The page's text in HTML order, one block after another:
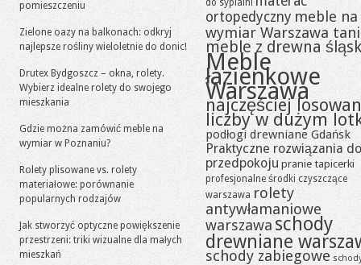
pomieszczeniu
Zielone oazy na balkonach: odkryj
najlepsze rośliny wieloletnie do donic!
Drutex Bydgoszcz – okna, rolety.
Wybierz idealne rolety do swojego
mieszkania
Gdzie można zamówić meble na
wymiar w Poznaniu?
Rolety plisowane vs. rolety
materiałowe: porównanie
popularnych rodzajów
Jak stworzyć optyczne powiększenie
przestrzeni: triki wizualne dla małych
mieszkań
do sypialni
ortopedyczny meble na
wymiar Warszawa
meble z drewna
Meble
łazienkowe
Warszawa
najczęściej
liczby w dużym
podłogi drewniane Gdańsk
Praktyczne rozwiązania do
przedpokoju pranie tapicerki
profesjonalne środki czyszczące
warszawa rolety
antywłamaniowe
warszawa schody
drewniane
schody zabiegowe